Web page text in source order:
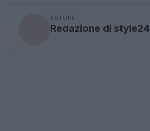
AUTORE
Redazione di style24